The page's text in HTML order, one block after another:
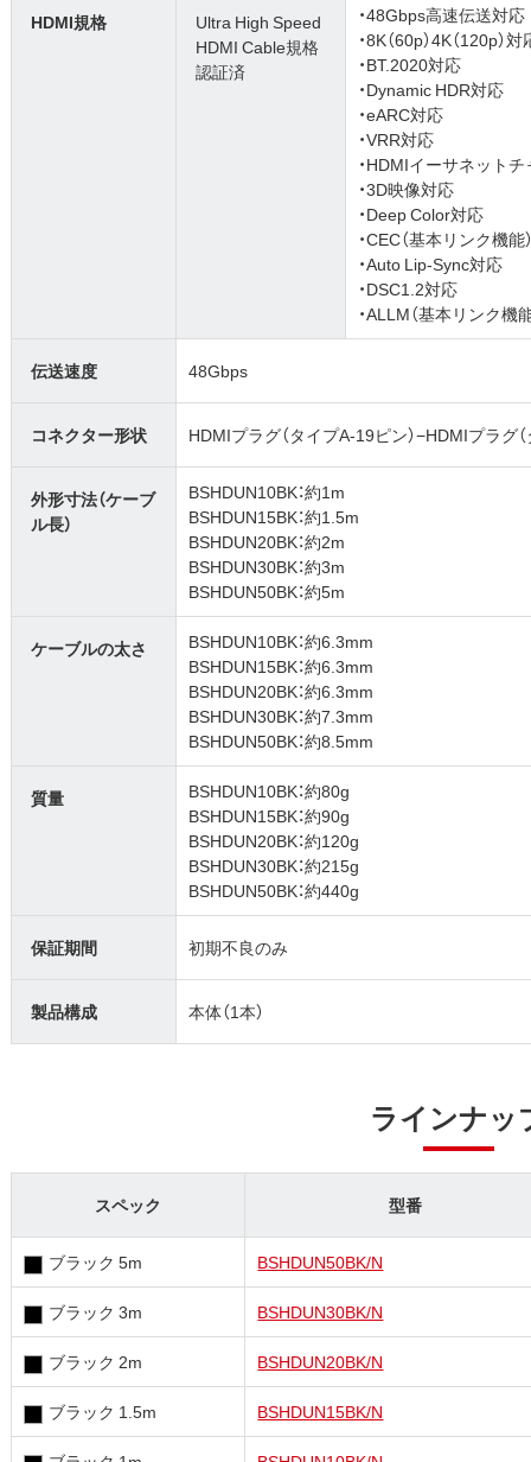
HDMI規格
Ultra High Speed
HDMI Cable規格
認証済
・48Gbps高速伝送対応
・8K（60p）4K（120p）対
・BT.2020対応
・Dynamic HDR対応
・eARC対応
・VRR対応
・HDMIイーサネットチ
・3D映像対応
・Deep Color対応
・CEC（基本リンク機能
・Auto Lip-Sync対応
・DSC1.2対応
・ALLM（基本リンク機
伝送速度 48Gbps
コネクター形状 HDMIプラグ（タイプA-19ピン）−HDMIプラグ
外形寸法（ケーブ
ル長）
BSHDUN10BK：約1m
BSHDUN15BK：約1.5m
BSHDUN20BK：約2m
BSHDUN30BK：約3m
BSHDUN50BK：約5m
ケーブルの太さ
BSHDUN10BK：約6.3mm
BSHDUN15BK：約6.3mm
BSHDUN20BK：約6.3mm
BSHDUN30BK：約7.3mm
BSHDUN50BK：約8.5mm
質量
BSHDUN10BK：約80g
BSHDUN15BK：約90g
BSHDUN20BK：約120g
BSHDUN30BK：約215g
BSHDUN50BK：約440g
保証期間 初期不良のみ
製品構成 本体（1本）
ラインナッ
スペック 型番
ブラック 5m BSHDUN50BK/N
ブラック 3m BSHDUN30BK/N
ブラック 2m BSHDUN20BK/N
ブラック 1.5m BSHDUN15BK/N